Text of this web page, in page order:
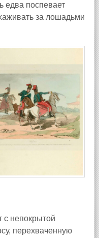
едва поспевает
за лошадьми
с непокрытой
перехваченную